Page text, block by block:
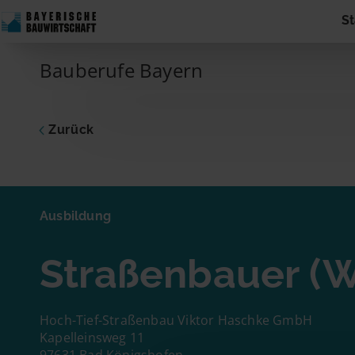
Skip to content
Bauberufe Bayern
Zurück
Ausbildung
Straßenbauer
Hoch-Tief-Straßenbau Viktor Haschke GmbH
Kapelleinsweg 11
Dich
zum